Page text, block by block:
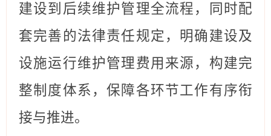
建设到后续维护管理全流程，同时配
套完善的法律责任规定，明确 建设及
设施运行维护管理费用 来源，构建完
整制度体系，保障各环节工作有序衔
接与推进。